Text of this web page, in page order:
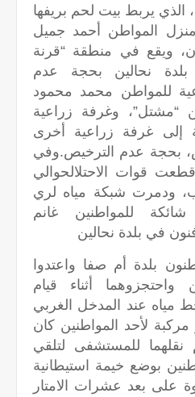
الذي يربط بيت لحم بريفها
المواطن أحمد جميل
ويقع في منطقة “قرنة
نحالين بحجة عدم
للمواطن محمد محمود
وغرفة زراعية
إلى غرفة زراعية أخرى
بحجة عدم الترخيص.وفي
قوات الاحتلالحوالي
ودمرت شبكة مياه لري
شائكة للمواطنين غانم
في بلدة نحالين
بلدة أم صفا واعتدوا
أثناء قيام
مياه عند المدخل الغربي
لأحد المواطنين كان
نقلهما للمستشفى لتلقي
بوضع خيمة استيطانية
على بعد عشرات الامتار